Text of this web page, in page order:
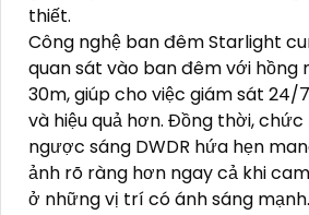
thiết.
Công nghệ ban đêm Starlight
quan sát vào ban đêm với hồng
30m, giúp cho việc giám sát 24/
và hiệu quả hơn. Đồng thời,
ngược sáng DWDR hứa hẹn
ảnh rõ ràng hơn ngay cả khi
ở những vị trí có ánh sáng mạnh.